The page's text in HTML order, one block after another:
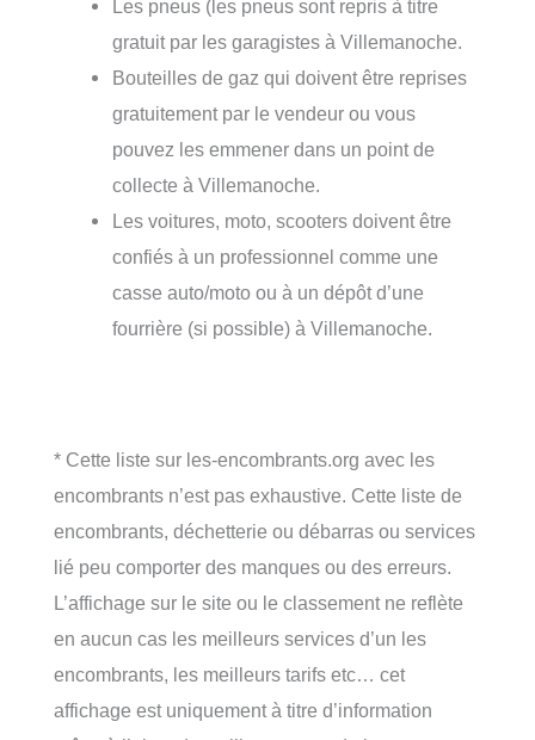
Les pneus (les pneus sont repris à titre
gratuit par les garagistes à Villemanoche.
Bouteilles de gaz qui doivent être reprises
gratuitement par le vendeur ou vous
pouvez les emmener dans un point de
collecte à Villemanoche.
Les voitures, moto, scooters doivent être
confiés à un professionnel comme une
casse auto/moto ou à un dépôt d’une
fourrière (si possible) à Villemanoche.
* Cette liste sur les-encombrants.org avec les
encombrants n’est pas exhaustive. Cette liste de
encombrants, déchetterie ou débarras ou services
lié peu comporter des manques ou des erreurs.
L’affichage sur le site ou le classement ne reflète
en aucun cas les meilleurs services d’un les
encombrants, les meilleurs tarifs etc… cet
affichage est uniquement à titre d’information